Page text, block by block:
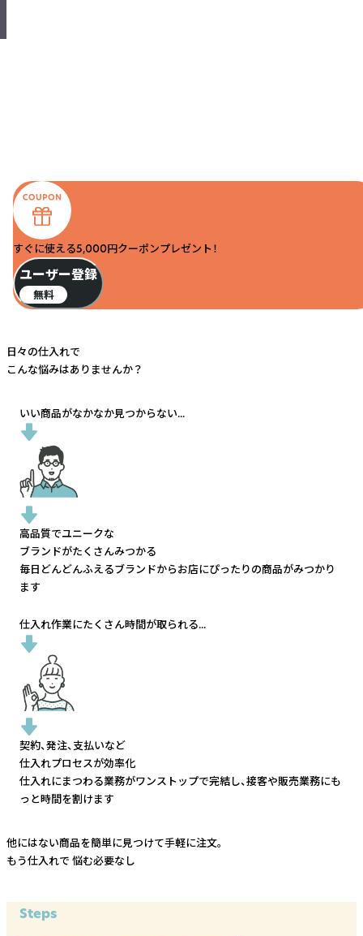
すぐに使える5,000円クーポンプレゼント！
ユーザー登録
無料
日々の仕入れで
こんな悩みはありませんか？
いい商品がなかなか見つからない...
高品質でユニークな
ブランドがたくさんみつかる
毎日どんどんふえるブランドからお店にぴったりの商品がみつかり
ます
仕入れ作業にたくさん時間が取られる...
契約、発注、支払いなど
仕入れプロセスが効率化
仕入れにまつわる業務がワンストップで完結し、接客や販売業務にも
っと時間を割けます
他にはない商品を簡単に見つけて手軽に注文。
もう仕入れで 悩む必要なし
Steps